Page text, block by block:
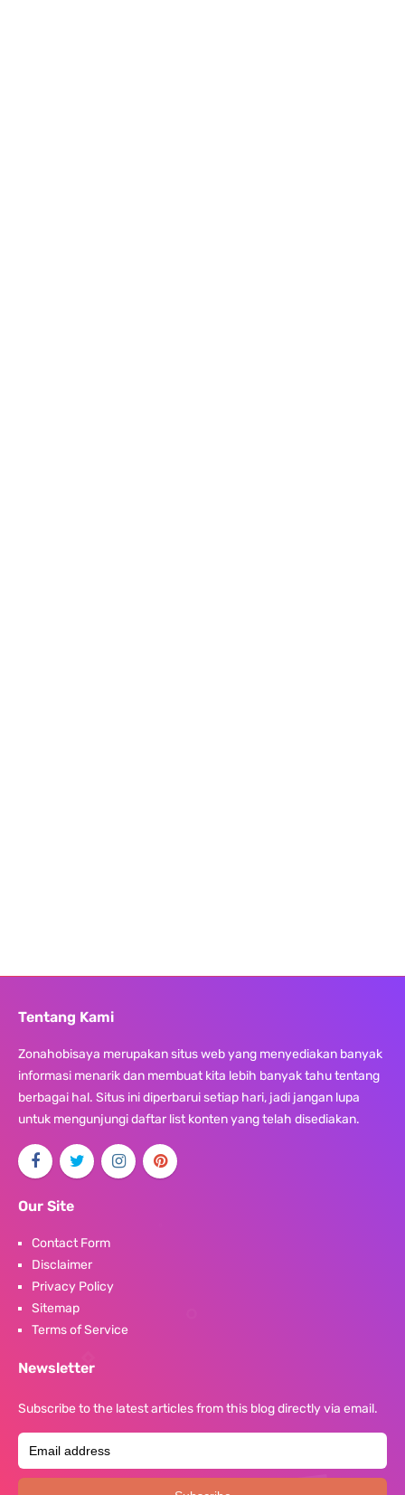
Tentang Kami
Zonahobisaya merupakan situs web yang menyediakan banyak
informasi menarik dan membuat kita lebih banyak tahu tentang
berbagai hal. Situs ini diperbarui setiap hari, jadi jangan lupa
untuk mengunjungi daftar list konten yang telah disediakan.
Our Site
Contact Form
Disclaimer
Privacy Policy
Sitemap
Terms of Service
Newsletter
Subscribe to the latest articles from this blog directly via email.